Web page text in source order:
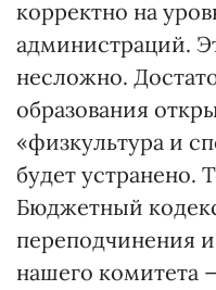
корректно на
администраций.
несложно.
образования
«физкультура и
будет устранено.
Бюджетный
переподчинения
нашего комитета